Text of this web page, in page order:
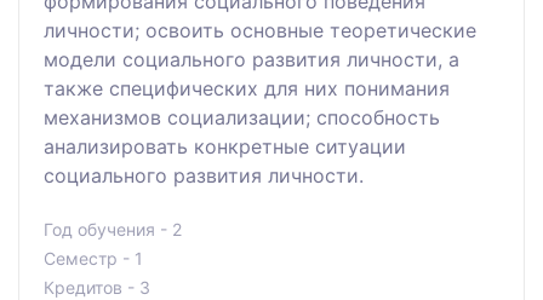
личности; освоить основные теоретические
модели социального развития личности, а
также специфических для них понимания
механизмов социализации; способность
анализировать конкретные ситуации
социального развития личности.
Год обучения - 2
Семестр - 1
Кредитов - 3